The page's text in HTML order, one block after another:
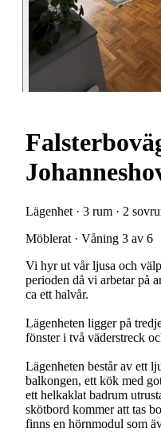
Lägenhet · 3 rum · 2
Möblerat · Våning 3 av 6
Vi hyr ut vår ljusa och
perioden då vi arbetar på
ca ett halvår.
Lägenheten ligger på
fönster i två väderstreck
Lägenheten består av ett
balkongen, ett kök med
ett helkaklat badrum
skötbord kommer att tas
finns en hörnmodul som